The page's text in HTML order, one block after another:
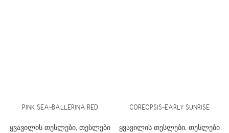
PINK SEA-BALLERINA RED
ყვავილის თესლები, თესლები
COREOPSIS-EARLY SUNRISE
ყვავილის თესლები, თესლები